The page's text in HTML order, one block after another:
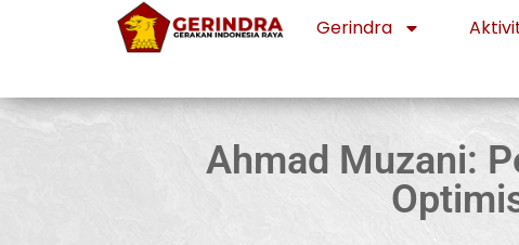
Gerindra
Ahmad Muzani: